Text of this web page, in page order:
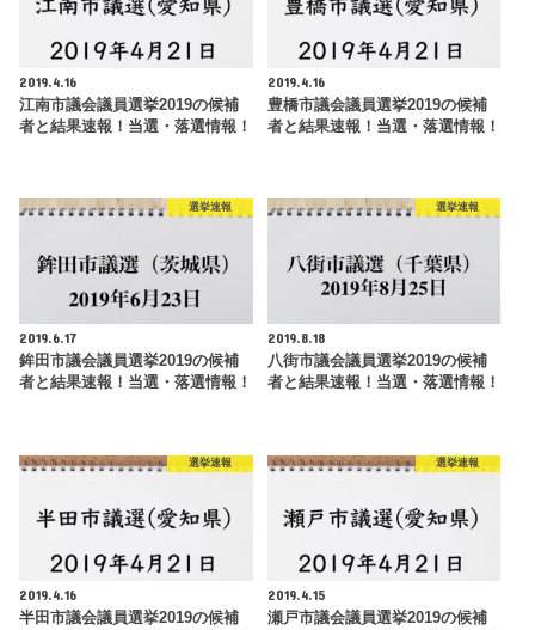
2019.4.16
江南市議会議員選挙2019の候補
者と結果速報！当選・落選情報！
2019.4.16
豊橋市議会議員選挙2019の候補
者と結果速報！当選・落選情報！
選挙速報
2019.6.17
鉾田市議会議員選挙2019の候補
者と結果速報！当選・落選情報！
選挙速報
2019.8.18
八街市議会議員選挙2019の候補
者と結果速報！当選・落選情報！
選挙速報
2019.4.16
半田市議会議員選挙2019の候補
選挙速報
2019.4.15
瀬戸市議会議員選挙2019の候補